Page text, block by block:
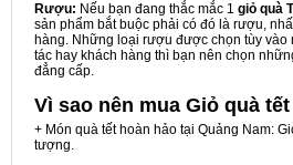
Rượu: Nếu bạn đang thắc mắc 1 giỏ quà
sản phẩm bắt buộc phải có đó là rượu,
hàng. Những loại rượu được chọn tùy vào
tác hay khách hàng thì bạn nên chọn
đẳng cấp.
Vì sao nên mua Giỏ quà
+ Món quà tết hoàn hảo tại Quảng Nam:
tượng.